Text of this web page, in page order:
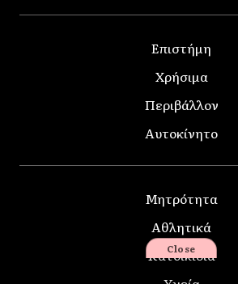
Επιστήμη
Χρήσιμα
Περιβάλλον
Αυτοκίνητο
Μητρότητα
Αθλητικά
Κατοικίδια
Close